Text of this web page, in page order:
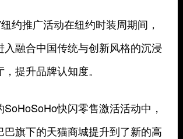
约推广活动在纽约时装周期间，
入融合中国传统与创新风格的沉浸
提升品牌认知度。
快闪零售激活活动中，
巴旗下的天猫商城提升到了新的高